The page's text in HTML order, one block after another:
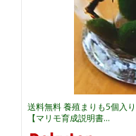
送料無料 養殖まりも5個入
【マリモ育成説明書...